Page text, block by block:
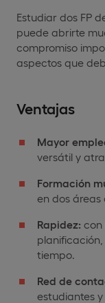
Estudiar dos FP
puede abrirte
compromiso
aspectos que
Ventajas
Mayor
versátil y
Formación
en dos áreas
Rapidez: con
tiempo.
Red de
estudiantes y